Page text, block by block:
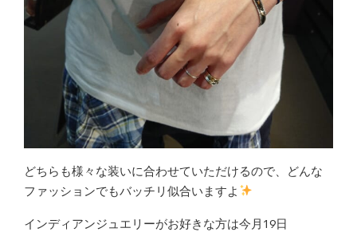
どちらも様々な装いに合わせていただけるので、どんな
ファッションでもバッチリ似合いますよ
インディアンジュエリーがお好きな方は今月19日